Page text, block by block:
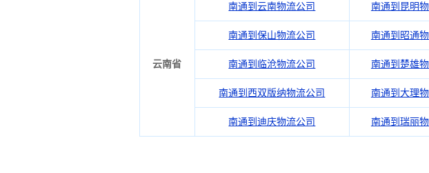
云南省
南通到云南物流公司 南通到昆明
南通到保山物流公司 南通到昭通
南通到临沧物流公司 南通到楚雄
南通到西双版纳物流公司 南通到大理
南通到迪庆物流公司 南通到瑞丽